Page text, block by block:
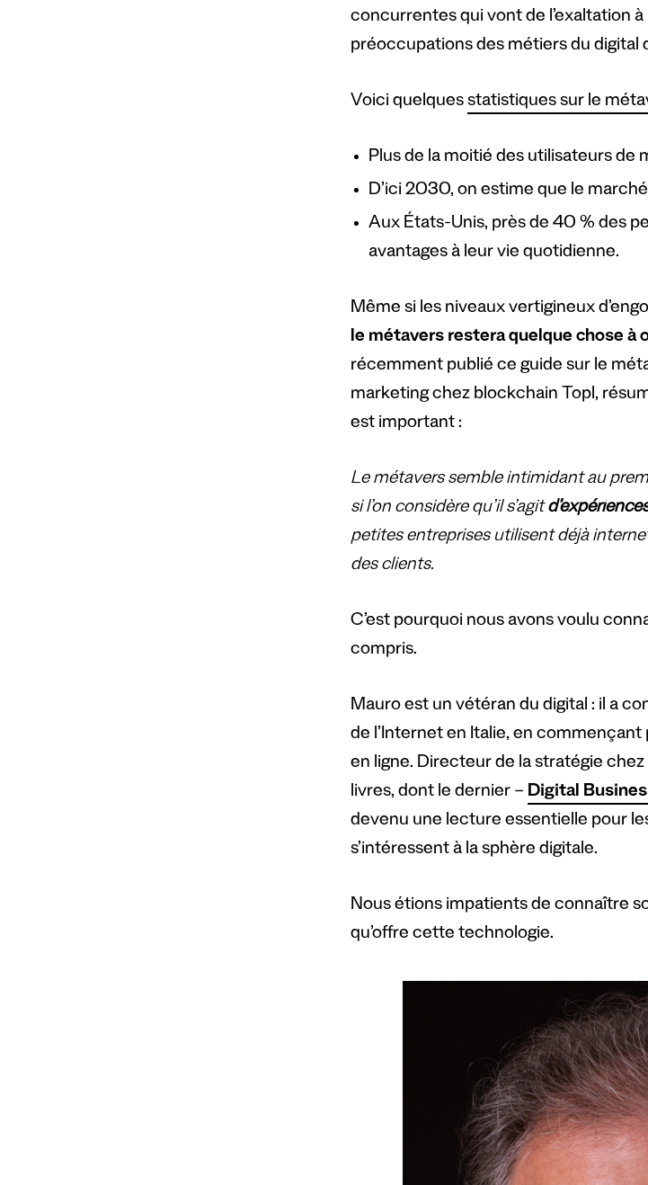
concurrentes qui vont de l’exaltation
préoccupations des métiers du
Voici quelquesstatistiques sur le
Plus de la moitié des utilisateurs de
D’ici 2030, on estime que le
Aux États-Unis, près de 40 % des
avantages à leur vie quotidienne.
Même si les niveaux vertigineux
le métavers restera quelque chose à
récemment publié ce guide sur le
marketing chez blockchain Topl,
est important :
Le métavers semble intimidant au
si l’on considère qu’il s’agit
petites entreprises utilisent déjà
des clients.
C’est pourquoi nous avons voulu
compris.
Mauro est un vétéran du digital : il a
de l’Internet en Italie, en
en ligne. Directeur de la stratégie
livres, dont le dernier – Digital
devenu une lecture essentielle pour
s’intéressent à la sphère digitale.
Nous étions impatients de connaître
qu’offre cette technologie.